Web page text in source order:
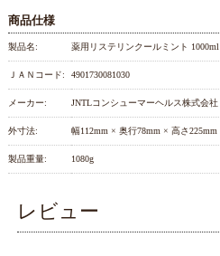
商品仕様
製品名: 薬用リステリンクールミント 1000ml
ＪＡＮコード: 4901730081030
メーカー: JNTLコンシューマーヘルス株式会社
外寸法: 幅112mm × 奥行78mm × 高さ225mm
製品重量: 1080g
レビュー